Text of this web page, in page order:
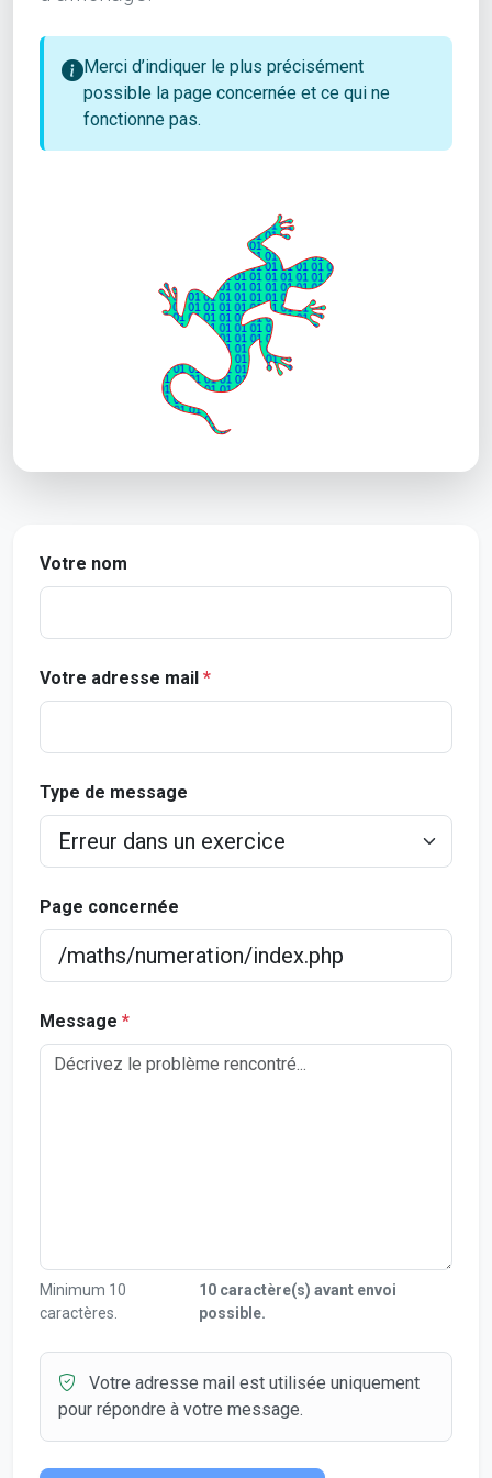
Merci d’indiquer le plus précisément
possible la page concernée et ce qui ne
fonctionne pas.
Votre nom
Votre adresse mail *
Type de message
Page concernée
Message *
Minimum 10
caractères.
10 caractère(s) avant envoi
possible.
Votre adresse mail est utilisée uniquement
pour répondre à votre message.